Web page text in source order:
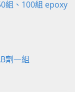
組、100組 epoxy
劑一組